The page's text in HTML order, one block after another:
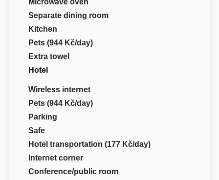
Separate dining room
Kitchen
Pets (944 Kč/day)
Extra towel
Hotel
Wireless internet
Pets (944 Kč/day)
Parking
Safe
Hotel transportation (177 Kč/day)
Internet corner
Conference/public room